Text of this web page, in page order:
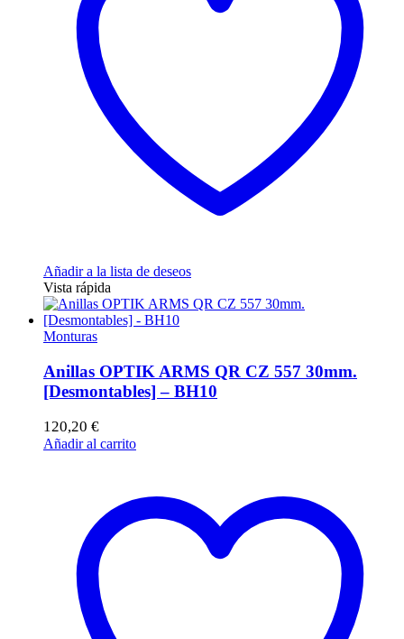
Añadir a la lista de deseos
Vista rápida
Monturas
Anillas OPTIK ARMS QR CZ 557 30mm.
[Desmontables] – BH10
120,20 €
Añadir al carrito